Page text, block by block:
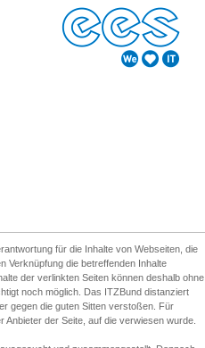
für die Inhalte von Webseiten, die
Verknüpfung die betreffenden Inhalte
der verlinkten Seiten können deshalb ohne
noch möglich. Das ITZBund distanziert
gegen die guten Sitten verstoßen. Für
der Seite, auf die verwiesen wurde.